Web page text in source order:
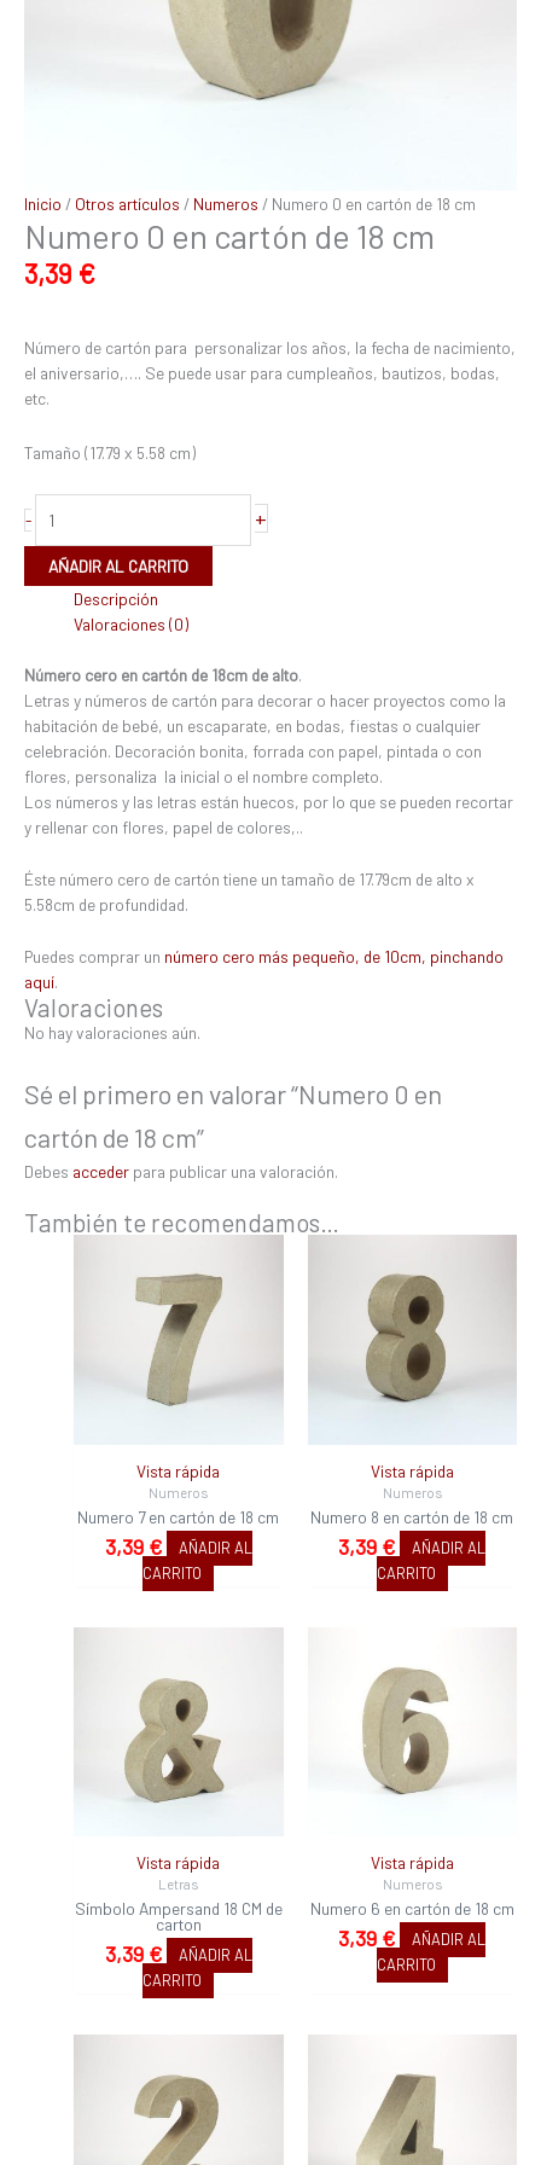
Inicio / Otros artículos / Numeros / Numero 0 en cartón de 18 cm
Numero 0 en cartón de 18 cm
3,39 €
Número de cartón para personalizar los años, la fecha de nacimiento,
el aniversario,…. Se puede usar para cumpleaños, bautizos, bodas,
etc.
Tamaño (17.79 x 5.58 cm)
- +
AÑADIR AL CARRITO
Descripción
Valoraciones (0)
Número cero en cartón de 18cm de alto.
Letras y números de cartón para decorar o hacer proyectos como la
habitación de bebé, un escaparate, en bodas, fiestas o cualquier
celebración. Decoración bonita, forrada con papel, pintada o con
flores, personaliza la inicial o el nombre completo.
Los números y las letras están huecos, por lo que se pueden recortar
y rellenar con flores, papel de colores,..
Éste número cero de cartón tiene un tamaño de 17.79cm de alto x
5.58cm de profundidad.
Puedes comprar un número cero más pequeño, de 10cm, pinchando
aquí.
Valoraciones
No hay valoraciones aún.
Sé el primero en valorar “Numero 0 en
cartón de 18 cm”
Debes acceder para publicar una valoración.
También te recomendamos…
Vista rápida
Numeros
Numero 7 en cartón de 18 cm
3,39 €
AÑADIR AL
CARRITO
Vista rápida
Numeros
Numero 8 en cartón de 18 cm
3,39 €
AÑADIR AL
CARRITO
Vista rápida
Letras
Símbolo Ampersand 18 CM de
carton
3,39 €
AÑADIR AL
CARRITO
Vista rápida
Numeros
Numero 6 en cartón de 18 cm
3,39 €
AÑADIR AL
CARRITO